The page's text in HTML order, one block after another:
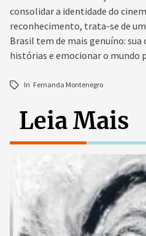
consolidar a identidade do
reconhecimento, trata-se de
Brasil tem de mais genuíno: sua
histórias e emocionar o mundo
In Fernanda Montenegro
Leia Mais